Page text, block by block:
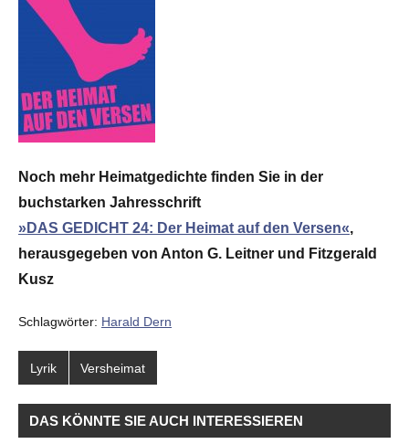
Noch mehr Heimatgedichte finden Sie in der
buchstarken Jahresschrift
»DAS GEDICHT 24: Der Heimat auf den Versen«,
herausgegeben von Anton G. Leitner und Fitzgerald
Kusz
Schlagwörter: Harald Dern
Lyrik Versheimat
DAS KÖNNTE SIE AUCH INTERESSIEREN